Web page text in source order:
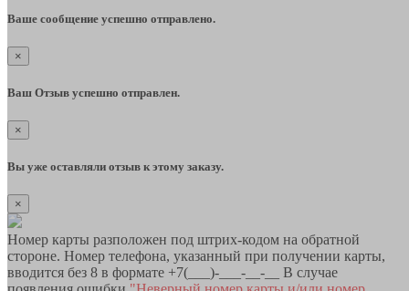
Ваше сообщение успешно отправлено.
×
Ваш Отзыв успешно отправлен.
×
Вы уже оставляли отзыв к этому заказу.
×
Номер карты разположен под штрих-кодом на обратной
стороне. Номер телефона, указанный при получении карты,
вводится без 8 в формате +7(___)-___-__-__ В случае